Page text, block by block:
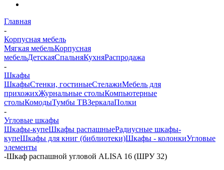
Главная
-
Корпусная мебель
Мягкая мебельКорпусная
мебельДетскаяСпальняКухняРаспродажа
-
Шкафы
ШкафыСтенки, гостиныеСтелажиМебель для
прихожихЖурнальные столыКомпьютерные
столыКомодыТумбы ТВЗеркалаПолки
-
Угловые шкафы
Шкафы-купеШкафы распашныеРадиусные шкафы-
купеШкафы для книг (библиотеки)Шкафы - колонкиУгловые
элементы
-Шкаф распашной угловой ALISA 16 (ШРУ 32)